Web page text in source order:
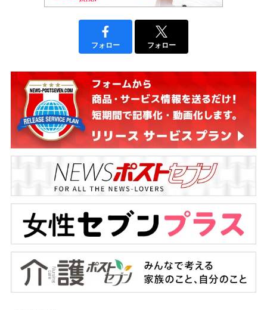
フォロー フォロー